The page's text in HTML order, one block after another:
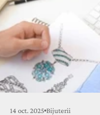
14 oct. 2025 Bijuterii